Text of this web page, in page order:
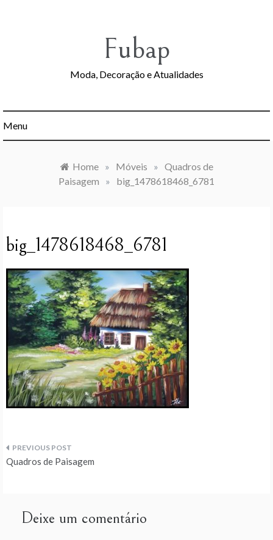
Fubap
Moda, Decoração e Atualidades
Menu
Home » Móveis » Quadros de
Paisagem
» big_1478618468_6781
big_1478618468_6781
Navegação
artigos
Quadros de Paisagem
Deixe um comentário